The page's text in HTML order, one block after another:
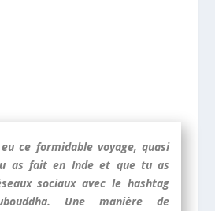
ce formidable voyage, quasi
as fait en Inde et que tu as
sociaux avec le hashtag
Une manière de